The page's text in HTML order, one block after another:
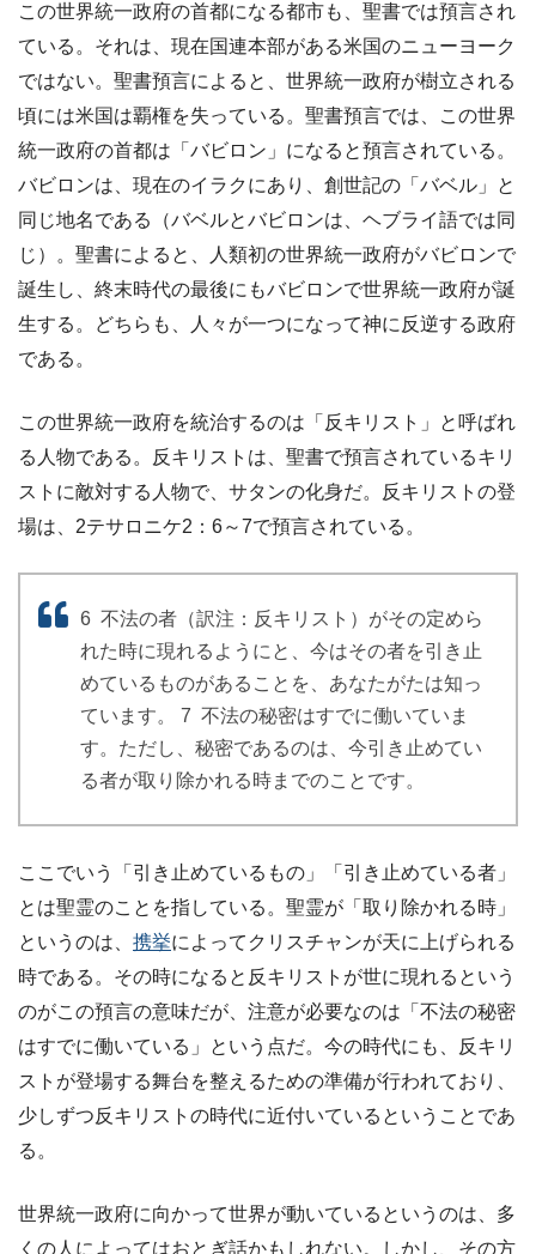
この世界統一政府の首都になる都市も、聖書では預言され
ている。それは、現在国連本部がある米国のニューヨーク
ではない。聖書預言によると、世界統一政府が樹立される
頃には米国は覇権を失っている。聖書預言では、この世界
統一政府の首都は「バビロン」になると預言されている。
バビロンは、現在のイラクにあり、創世記の「バベル」と
同じ地名である（バベルとバビロンは、ヘブライ語では同
じ）。聖書によると、人類初の世界統一政府がバビロンで
誕生し、終末時代の最後にもバビロンで世界統一政府が誕
生する。どちらも、人々が一つになって神に反逆する政府
である。
この世界統一政府を統治するのは「反キリスト」と呼ばれ
る人物である。反キリストは、聖書で預言されているキリ
ストに敵対する人物で、サタンの化身だ。反キリストの登
場は、2テサロニケ2：6～7で預言されている。
6 不法の者（訳注：反キリスト）がその定めら
れた時に現れるようにと、今はその者を引き止
めているものがあることを、あなたがたは知っ
ています。 7 不法の秘密はすでに働いていま
す。ただし、秘密であるのは、今引き止めてい
る者が取り除かれる時までのことです。
ここでいう「引き止めているもの」「引き止めている者」
とは聖霊のことを指している。聖霊が「取り除かれる時」
というのは、 携挙によってクリスチャンが天に上げられる
時である。その時になると反キリストが世に現れるという
のがこの預言の意味だが、注意が必要なのは「不法の秘密
はすでに働いている」という点だ。今の時代にも、反キリ
ストが登場する舞台を整えるための準備が行われており、
少しずつ反キリストの時代に近付いているということであ
る。
世界統一政府に向かって世界が動いているというのは、多
くの人によってはおとぎ話かもしれない。しかし、その方